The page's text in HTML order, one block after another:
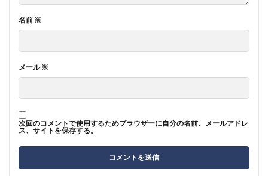
名前 ※
メール※
次回のコメントで使用するためブラウザーに自分の名前、メールアドレ
ス、サイトを保存する。